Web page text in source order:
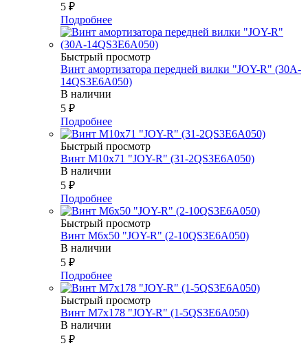
5 ₽
Подробнее
Быстрый просмотр
Винт амортизатора передней вилки "JOY-R" (30A-
14QS3E6A050)
В наличии
5 ₽
Подробнее
Быстрый просмотр
Винт М10х71 "JOY-R" (31-2QS3E6A050)
В наличии
5 ₽
Подробнее
Быстрый просмотр
Винт М6х50 "JOY-R" (2-10QS3E6A050)
В наличии
5 ₽
Подробнее
Быстрый просмотр
Винт М7х178 "JOY-R" (1-5QS3E6A050)
В наличии
5 ₽